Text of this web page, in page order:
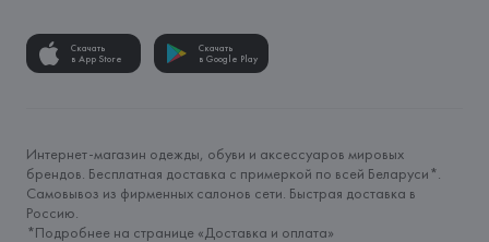
Скачать
в App Store
Скачать
в Google Play
Интернет-магазин одежды, обуви и аксессуаров мировых
брендов. Бесплатная доставка с примеркой по всей Беларуси*.
Самовывоз из фирменных салонов сети. Быстрая доставка в
Россию.
*Подробнее на странице «Доставка и оплата»